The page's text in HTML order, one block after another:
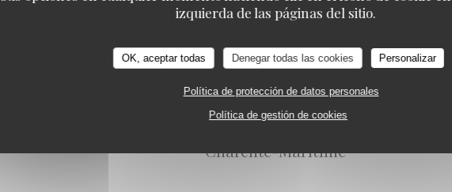
izquierda de las páginas del sitio.
OK, aceptar todas Denegar todas las cookies Personalizar
Política de protección de datos personales
Política de gestión de cookies
Oysters bar
Charente-Maritime